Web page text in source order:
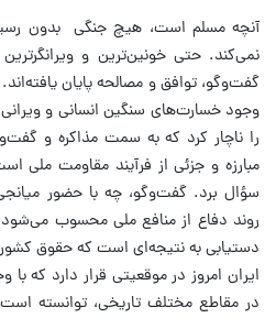
آنچه مسلم است، هیچ جنگی بدون
نمی‌کند. حتی خونین‌ترین و
گفت‌وگو، توافق و مصالحه پایان
وجود خسارت‌های سنگین انسانی و ویرانی
را ناچار کرد که به سمت مذاکره و
مبارزه و جزئی از فرآیند مقاومت ملی
سؤال برد. گفت‌وگو، چه با حضور
روند دفاع از منافع ملی محسوب
دستیابی به نتیجه‌ای است که حقوق کشور
ایران امروز در موقعیتی قرار دارد که با
در مقاطع مختلف تاریخی، توانسته